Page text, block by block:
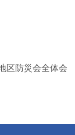
区防災会全体会